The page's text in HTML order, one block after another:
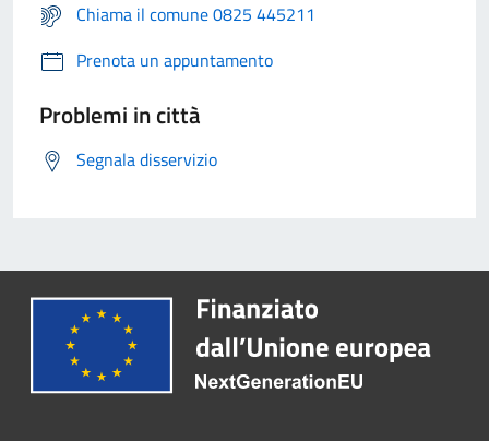
Chiama il comune 0825 445211
Prenota un appuntamento
Problemi in città
Segnala disservizio